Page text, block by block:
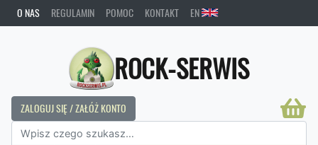
O NAS REGULAMIN POMOC KONTAKT EN
ROCK-SERWIS
ZALOGUJ SIĘ / ZAŁÓŻ KONTO